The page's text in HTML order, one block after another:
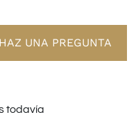
HAZ UNA PREGUNTA
todavía